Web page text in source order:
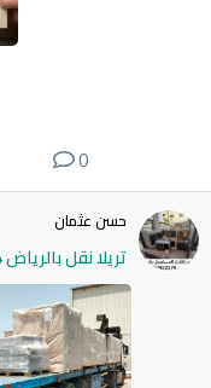
0
حسن عثمان
تريلا نقل بالرياض 0537422374 تريلا نقل خارج الرياض